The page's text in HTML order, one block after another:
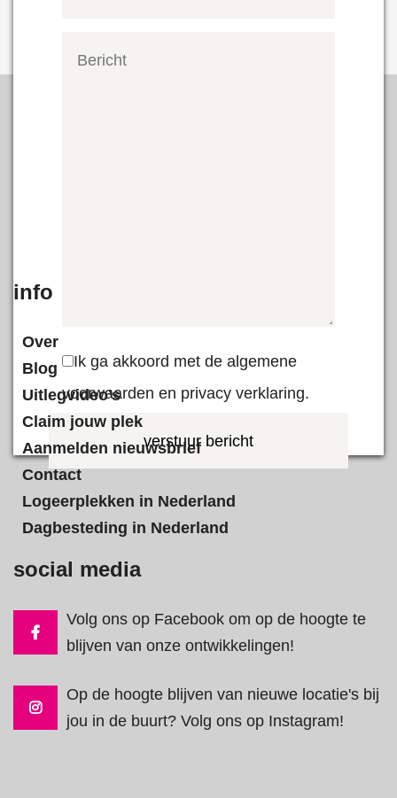
Ik ga akkoord met de algemene
voorwaarden en privacy verklaring.
Gelieve dit veld leeg te laten.
info
Over
Blog
Uitlegvideo’s
Claim jouw plek
Aanmelden nieuwsbrief
Contact
Logeerplekken in Nederland
Dagbesteding in Nederland
social media
Volg ons op Facebook om op de hoogte te
blijven van onze ontwikkelingen!
Op de hoogte blijven van nieuwe locatie's bij
jou in de buurt? Volg ons op Instagram!